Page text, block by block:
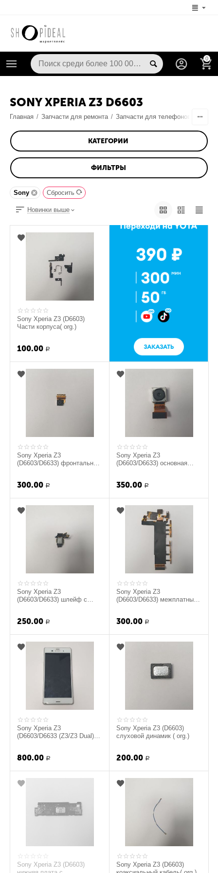
0
SONY XPERIA Z3 D6603
Главная / Запчасти для ремонта / Запчасти для телефонов
КАТЕГОРИИ
ФИЛЬТРЫ
Sony Сбросить
Новинки выше
Sony Xperia Z3 (D6603)
Части корпуса( org.)
100.00 Р
Sony Xperia Z3
(D6603/D6633) фронтальная
300.00 Р
Sony Xperia Z3
(D6603/D6633) основная
350.00 Р
Sony Xperia Z3
(D6603/D6633) шлейф с
250.00 Р
Sony Xperia Z3
(D6603/D6633) межплатный
вибромоторчиком...
300.00 Р
Sony Xperia Z3
(D6603/D6633 (Z3/Z3 Dual))
800.00 Р
Sony Xperia Z3 (D6603)
слуховой динамик ( org.)
200.00 Р
Sony Xperia Z3 (D6603)
Sony Xperia Z3 (D6603)